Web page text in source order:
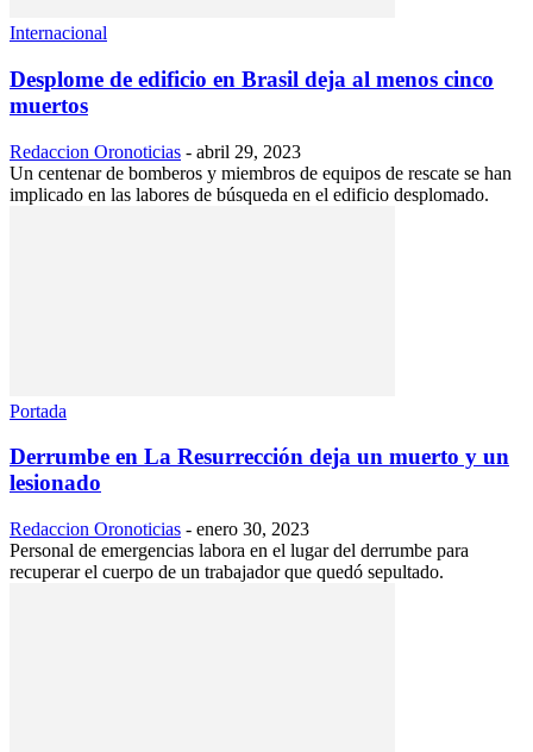
Internacional
Desplome de edificio en Brasil deja al menos cinco
muertos
Redaccion Oronoticias - abril 29, 2023
Un centenar de bomberos y miembros de equipos de rescate se han
implicado en las labores de búsqueda en el edificio desplomado.
Portada
Derrumbe en La Resurrección deja un muerto y un
lesionado
Redaccion Oronoticias - enero 30, 2023
Personal de emergencias labora en el lugar del derrumbe para
recuperar el cuerpo de un trabajador que quedó sepultado.